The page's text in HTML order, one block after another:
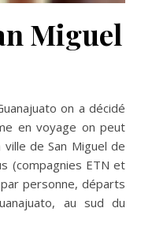
Miguel
on a décidé
en voyage on peut
de San Miguel de
(compagnies ETN et
personne, départs
au sud du